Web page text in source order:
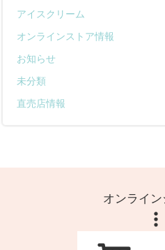
アイスクリーム
オンラインストア情報
お知らせ
未分類
直売店情報
オンライ